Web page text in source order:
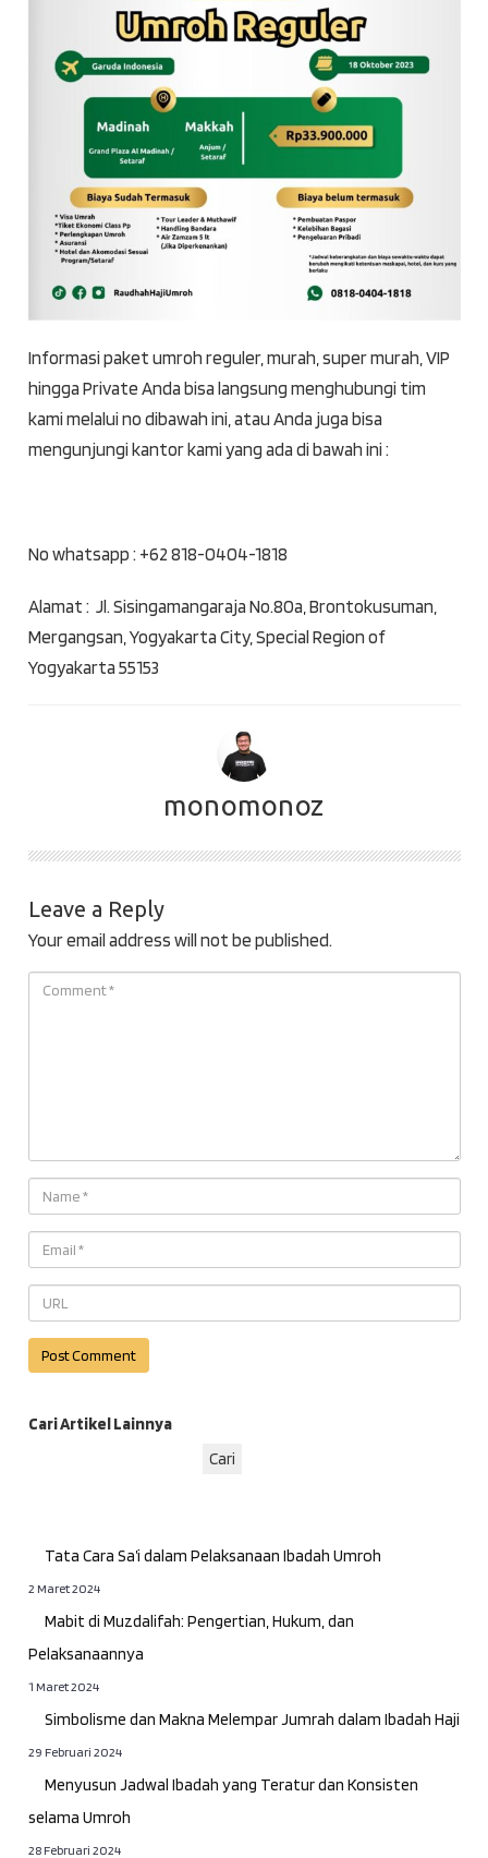
Informasi paket umroh reguler, murah, super murah, VIP
hingga Private Anda bisa langsung menghubungi tim
kami melalui no dibawah ini, atau Anda juga bisa
mengunjungi kantor kami yang ada di bawah ini :
No whatsapp : +62 818-0404-1818
Alamat : Jl. Sisingamangaraja No.80a, Brontokusuman,
Mergangsan, Yogyakarta City, Special Region of
Yogyakarta 55153
monomonoz
Leave a Reply
Your email address will not be published.
Cari Artikel Lainnya
Cari
Tata Cara Sa’i dalam Pelaksanaan Ibadah Umroh
2 Maret 2024
Mabit di Muzdalifah: Pengertian, Hukum, dan
Pelaksanaannya
1 Maret 2024
Simbolisme dan Makna Melempar Jumrah dalam Ibadah Haji
29 Februari 2024
Menyusun Jadwal Ibadah yang Teratur dan Konsisten
selama Umroh
28 Februari 2024